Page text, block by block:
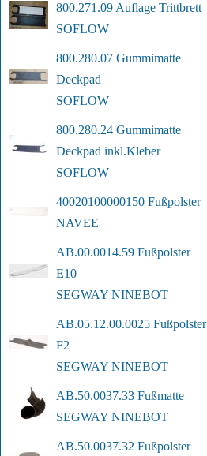
800.271.09 Auflage Trittbrett
SOFLOW
800.280.07 Gummimatte
Deckpad
SOFLOW
800.280.24 Gummimatte
Deckpad inkl.Kleber
SOFLOW
40020100000150 Fußpolster
NAVEE
AB.00.0014.59 Fußpolster
E10
SEGWAY NINEBOT
AB.05.12.00.0025 Fußpolster
F2
SEGWAY NINEBOT
AB.50.0037.33 Fußmatte
SEGWAY NINEBOT
AB.50.0037.32 Fußpolster